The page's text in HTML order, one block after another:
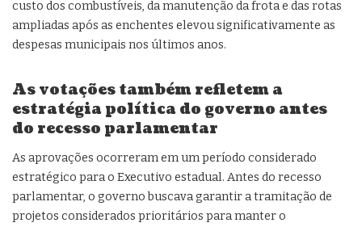
custo dos combustíveis, da manutenção da frota e das rotas
ampliadas após as enchentes elevou significativamente as
despesas municipais nos últimos anos.
As votações também refletem a
estratégia política do governo antes
do recesso parlamentar
As aprovações ocorreram em um período considerado
estratégico para o Executivo estadual. Antes do recesso
parlamentar, o governo buscava garantir a tramitação de
projetos considerados prioritários para manter o